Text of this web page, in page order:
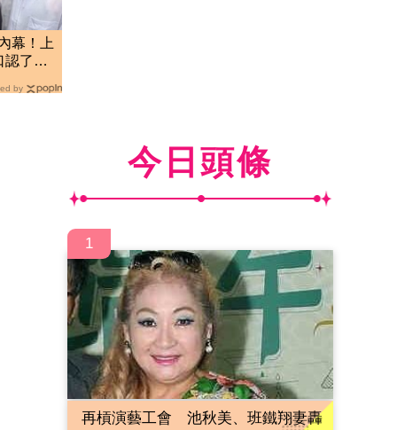
幕！上
了：
by
今日頭條
1
再槓演藝工會 池秋美、班鐵翔妻轟